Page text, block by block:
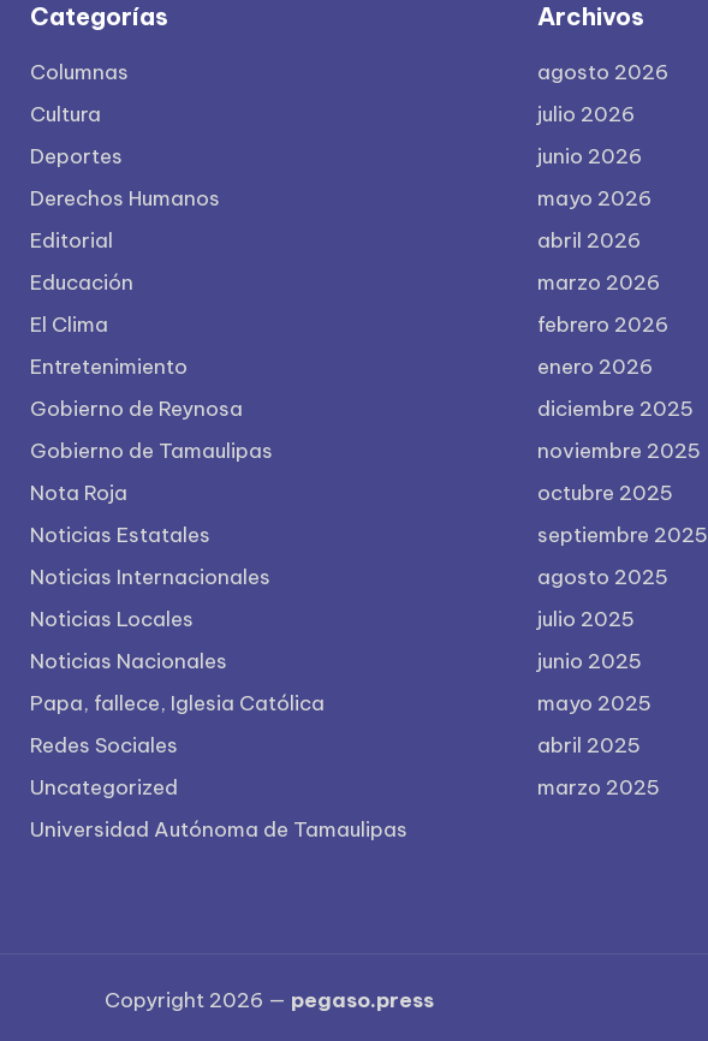
Categorías
Columnas
Cultura
Deportes
Derechos Humanos
Editorial
Educación
El Clima
Entretenimiento
Gobierno de Reynosa
Gobierno de Tamaulipas
Nota Roja
Noticias Estatales
Noticias Internacionales
Noticias Locales
Noticias Nacionales
Papa, fallece, Iglesia Católica
Redes Sociales
Uncategorized
Universidad Autónoma de Tamaulipas
Archivos
agosto 2026
julio 2026
junio 2026
mayo 2026
abril 2026
marzo 2026
febrero 2026
enero 2026
diciembre 2025
noviembre 2025
octubre 2025
septiembre 2025
agosto 2025
julio 2025
junio 2025
mayo 2025
abril 2025
marzo 2025
Copyright 2026 — pegaso.press